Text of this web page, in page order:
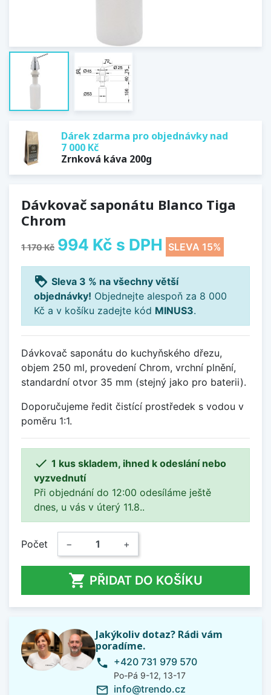
Dárek zdarma pro objednávky nad
7 000 Kč
Zrnková káva 200g
Dávkovač saponátu Blanco Tiga
Chrom
1 170 Kč 994 Kč s DPH SLEVA 15%
loyalty Sleva 3 % na všechny větší
objednávky! Objednejte alespoň za 8 000
Kč a v košíku zadejte kód MINUS3.
Dávkovač saponátu do kuchyňského dřezu,
objem 250 ml, provedení Chrom, vrchní plnění,
standardní otvor 35 mm (stejný jako pro baterii).
Doporučujeme ředit čistící prostředek s vodou v
poměru 1:1.
 1 kus skladem, ihned k odeslání nebo
vyzvednutí
Při objednání do 12:00 odesíláme ještě
dnes, u vás v úterý 11.8..
Počet − +
 PŘIDAT DO KOŠÍKU
Jakýkoliv dotaz? Rádi vám
poradíme.
phone +420 731 979 570
Po-Pá 9-12, 13-17
mail_outline info@trendo.cz